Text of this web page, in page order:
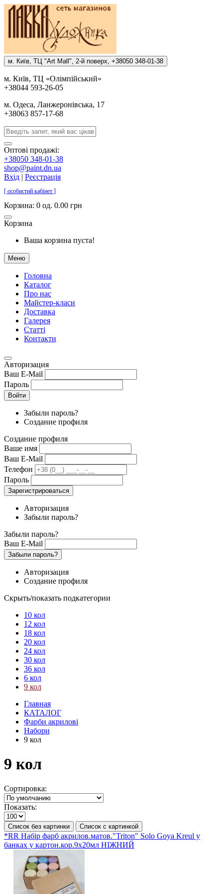
м. Киïв, ТЦ "Art Mall", 2-й поверх, +38050 348-01-38
м. Киïв, ТЦ «Олiмпiйський»
+38044 593-26-05
м. Одеса, Ланжеронiвська, 17
+38063 857-17-68
Оптові продажі:
+38050 348-01-38
shop@paint.dn.ua
Вхід | Реєстрація
[ особистий кабінет ]
Корзина: 0 од. 0.00 грн
Корзина
Ваша корзина пуста!
Меню
Головна
Каталог
Про нас
Майстер-класи
Доставка
Галерея
Статтi
Контакти
Авторизация
Ваш E-Mail
Пароль
Войти
Забыли пароль?
Создание профиля
Создание профиля
Ваше имя
Ваш E-Mail
Телефон
Пароль
Зарегистрироваться
Авторизация
Забыли пароль?
Забыли пароль?
Ваш E-Mail
Забыли пароль?
Авторизация
Создание профиля
Скрыть/показать подкатегории
10 кол
12 кол
18 кол
20 кол
24 кол
30 кол
36 кол
6 кол
9 кол
Главная
КАТАЛОГ
Фарби акрилові
Набори
9 кол
9 кол
Сортировка:
Показать:
Список без картинки Список с картинкой
*RR Набір фарб акрилов.матов."Triton" Solo Goya Kreul у
банках у картон.кор.9х20мл НІЖНИЙ